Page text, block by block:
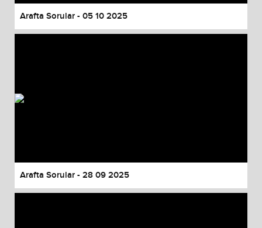
Arafta Sorular - 05 10 2025
Arafta Sorular - 28 09 2025